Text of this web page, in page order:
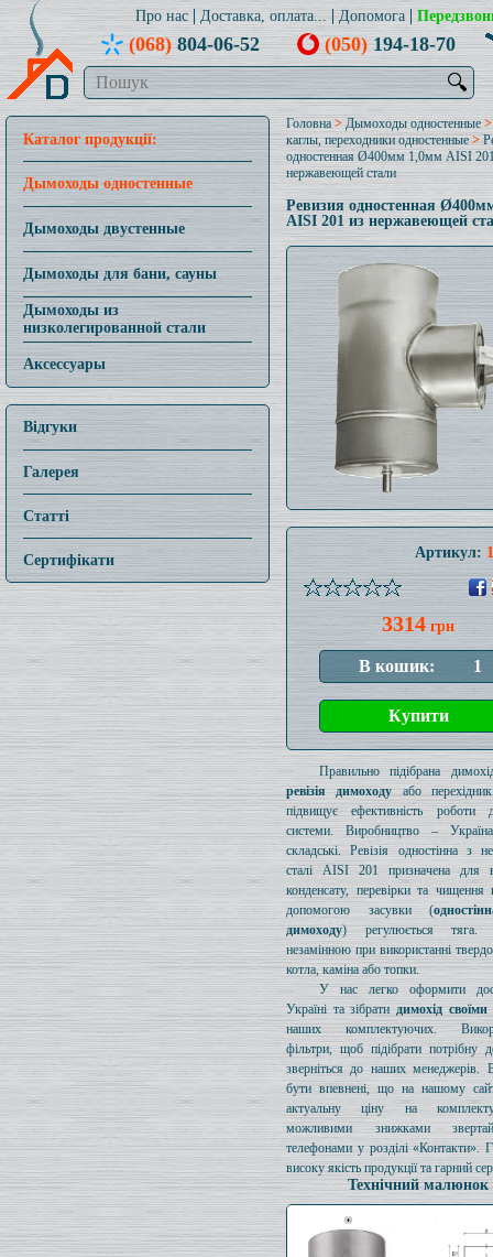
Про нас Доставка, оплата... Допомога
(068)804-06-52 (050)194-18-70
🔍
Каталог продукції:
Дымоходы одностенные
Дымоходы двустенные
Дымоходы для бани, сауны
Дымоходы из
низколегированной стали
Аксессуары
Відгуки
Галерея
Статті
Сертифікати
Головна > Дымоходы одностенные
каглы, переходники одностенные>
одностенная Ø400мм 1,0мм AISI
нержавеющей стали
Ревизия одностенная
AISI 201 из нержавеющей
Артикул:
3314 грн
Правильно підібрана
ревізія димоходу або
підвищує ефективність роботи
системи. Виробництво –
складські. Ревізія одностінна з
сталі AISI 201 призначена для
конденсату, перевірки та чищення
допомогою засувки (
димоходу) регулюється
незамінною при використанні
котла, каміна або топки.
У нас легко оформити
Україні та зібрати димохід
наших комплектуючих.
фільтри, щоб підібрати потрібну
зверніться до наших менеджерів.
бути впевнені, що на нашому
актуальну ціну на
можливими знижками
телефонами у розділі «Контакти».
високу якість продукції та гарний
Технічний малюнок